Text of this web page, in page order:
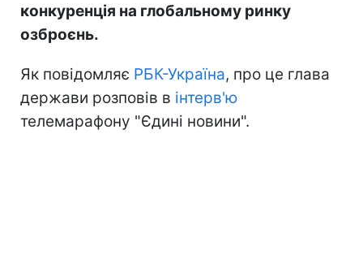
конкуренція на глобальному ринку
озброєнь.
Як повідомляє РБК-Україна, про це глава
держави розповів в інтерв'ю
телемарафону "Єдині новини".